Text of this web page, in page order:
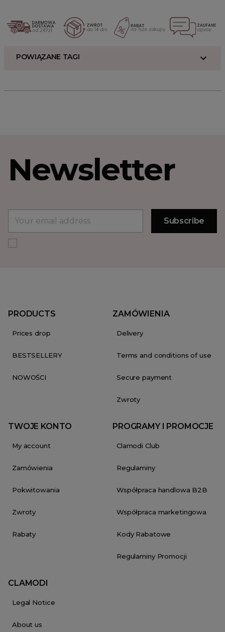
POWIĄZANE TAGI
Newsletter
PRODUCTS
Prices drop
BESTSELLERY
NOWOŚCI
ZAMÓWIENIA
Delivery
Terms and conditions of use
Secure payment
Zwroty
TWOJE KONTO
My account
Zamówienia
Pokwitowania
Zwroty
Rabaty
PROGRAMY I PROMOCJE
Clamodi Club
Regulaminy
Współpraca handlowa B2B
Współpraca marketingowa
Kody Rabatowe
Regulaminy Promocji
CLAMODI
Legal Notice
About us